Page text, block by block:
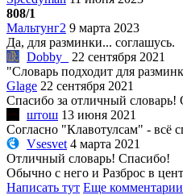
808/1
Мальтунг2 9 марта 2023
Да, для разминки... соглашусь.
Dobby_
22 сентября 2021
"Словарь подходит для
Glage 22 сентября 2021
Спасибо за отличный
штош 13 июня 2021
Согласно "Клавотулсам" - всё
Vsesvet 4 марта 2021
Отличный словарь! Спасибо!
Обычно с него и Разброс в
Написать тут Еще комментарии